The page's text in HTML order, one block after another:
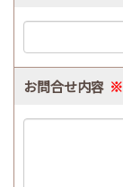
お問合せ内容 ※